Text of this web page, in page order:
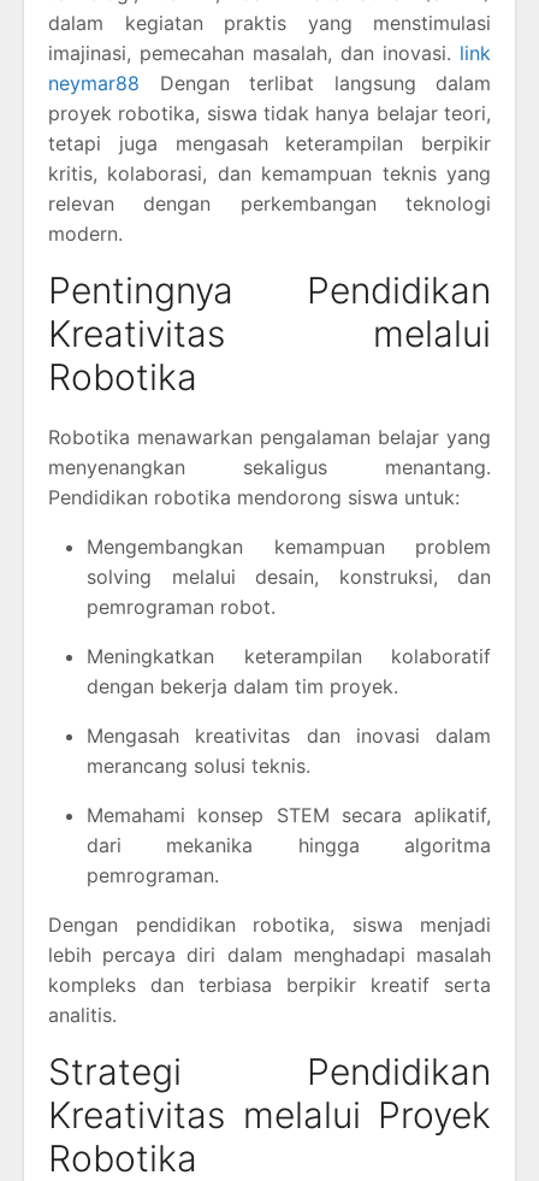
dalam kegiatan praktis yang menstimulasi
imajinasi, pemecahan masalah, dan inovasi. link
neymar88 Dengan terlibat langsung dalam
proyek robotika, siswa tidak hanya belajar teori,
tetapi juga mengasah keterampilan berpikir
kritis, kolaborasi, dan kemampuan teknis yang
relevan dengan perkembangan teknologi
modern.
Pentingnya Pendidikan
Kreativitas melalui
Robotika
Robotika menawarkan pengalaman belajar yang
menyenangkan sekaligus menantang.
Pendidikan robotika mendorong siswa untuk:
Mengembangkan kemampuan problem
solving melalui desain, konstruksi, dan
pemrograman robot.
Meningkatkan keterampilan kolaboratif
dengan bekerja dalam tim proyek.
Mengasah kreativitas dan inovasi dalam
merancang solusi teknis.
Memahami konsep STEM secara aplikatif,
dari mekanika hingga algoritma
pemrograman.
Dengan pendidikan robotika, siswa menjadi
lebih percaya diri dalam menghadapi masalah
kompleks dan terbiasa berpikir kreatif serta
analitis.
Strategi Pendidikan
Kreativitas melalui Proyek
Robotika